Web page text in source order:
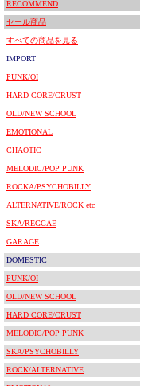
RECOMMEND
セール商品
すべての商品を見る
IMPORT
PUNK/OI
HARD CORE/CRUST
OLD/NEW SCHOOL
EMOTIONAL
CHAOTIC
MELODIC/POP PUNK
ROCKA/PSYCHOBILLY
ALTERNATIVE/ROCK etc
SKA/REGGAE
GARAGE
DOMESTIC
PUNK/OI
OLD/NEW SCHOOL
HARD CORE/CRUST
MELODIC/POP PUNK
SKA/PSYCHOBILLY
ROCK/ALTERNATIVE